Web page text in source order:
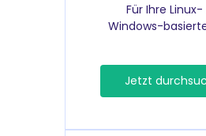
Für Ihre
Windows-
Jetzt